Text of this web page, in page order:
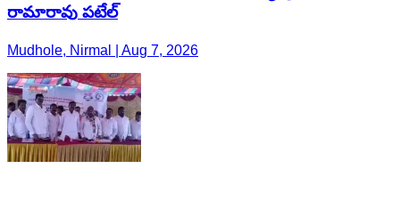
రామారావు పటేల్
Mudhole, Nirmal | Aug 7, 2026